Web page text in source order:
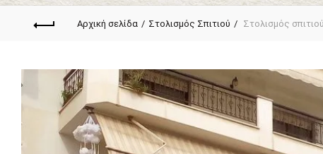
Αρχική σελίδα Στολισμός Σπιτιού Στολισμός